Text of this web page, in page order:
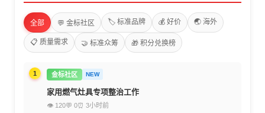
全部 💬 金标社区 🏷️ 标准品牌 💰 好价 🌏 海外
📋 质量需求 🤝 标准众筹 🎁 积分兑换榜
1 金标社区 NEW
家用燃气灶具专项整治工作
👁 120💬 0⏰ 3小时前